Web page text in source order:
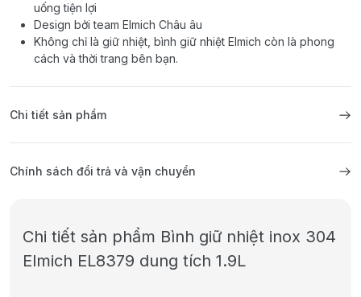
uống tiện lợi
Design bởi team Elmich Châu âu
Không chỉ là giữ nhiệt, bình giữ nhiệt Elmich còn là phong
cách và thời trang bên bạn.
Chi tiết sản phẩm
Chính sách đổi trả và vận chuyển
Chi tiết sản phẩm Bình giữ nhiệt inox 304
Elmich EL8379 dung tích 1.9L